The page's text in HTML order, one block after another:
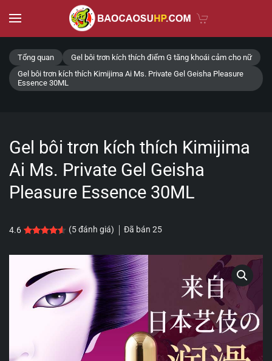
Skip to main content
Tổng quan
Gel bôi trơn kích thích điểm G tăng khoái cảm cho nữ
Gel bôi trơn kích thích Kimijima Ai Ms. Private Gel Geisha Pleasure
Essence 30ML
Gel bôi trơn kích thích Kimijima
Ai Ms. Private Gel Geisha
Pleasure Essence 30ML
4.6 4.6 trên 5 dựa trên
5 đánh giá
(5đánh giá) Đã bán 25